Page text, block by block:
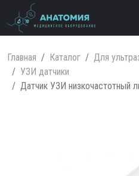
Главная Каталог
Для
УЗИ датчики
Датчик УЗИ низкочастотный